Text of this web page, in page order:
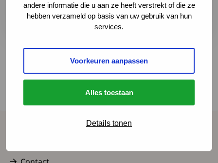
andere informatie die u aan ze heeft verstrekt of die ze
hebben verzameld op basis van uw gebruik van hun
services.
Voorkeuren aanpassen
Alles toestaan
Details tonen
Plan je routeDeze link leidt naar een externe
Terug naar het overzicht